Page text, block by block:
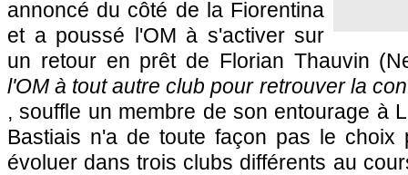
annoncé du côté de la Fiorentina
et a poussé l'OM à s'activer sur
un retour en prêt de Florian Thauvin
l'OM à tout autre club pour retrouver la
, souffle un membre de son entourage à
Bastiais n'a de toute façon pas le choix
évoluer dans trois clubs différents au